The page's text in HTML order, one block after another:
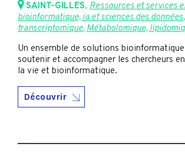
SAINT-GILLES, Ressources et services
bioinformatique, ia et sciences des données,
transcriptomique,Métabolomique,
Un ensemble de solutions
soutenir et accompagner les chercheurs
la vie et bioinformatique.
Découvrir